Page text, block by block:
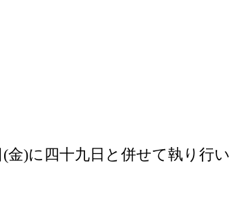
金)に四十九日と併せて執り行い